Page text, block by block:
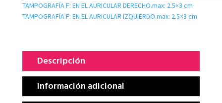
TAMPOGRAFÍA F: EN EL AURICULAR DERECHO.max: 2.5×3 cm
TAMPOGRAFÍA F: EN EL AURICULAR IZQUIERDO.max: 2.5×3 cm
Descripción
Información adicional